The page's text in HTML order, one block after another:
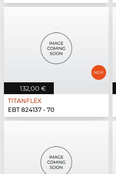
132,00 €
TITANFLEX
EBT 824137 - 70